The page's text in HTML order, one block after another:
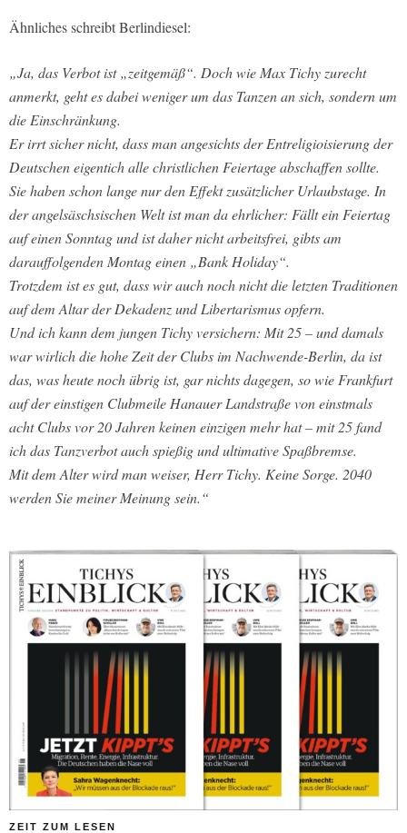
Ähnliches schreibt Berlindiesel:
„Ja, das Verbot ist „zeitgemäß“. Doch wie Max Tichy zurecht
anmerkt, geht es dabei weniger um das Tanzen an sich, sondern um
die Einschränkung.
Er irrt sicher nicht, dass man angesichts der Entreligioisierung der
Deutschen eigentich alle christlichen Feiertage abschaffen sollte.
Sie haben schon lange nur den Effekt zusätzlicher Urlaubstage. In
der angelsäschsischen Welt ist man da ehrlicher: Fällt ein Feiertag
auf einen Sonntag und ist daher nicht arbeitsfrei, gibts am
darauffolgenden Montag einen „Bank Holiday“.
Trotzdem ist es gut, dass wir auch noch nicht die letzten Traditionen
auf dem Altar der Dekadenz und Libertarismus opfern.
Und ich kann dem jungen Tichy versichern: Mit 25 – und damals
war wirlich die hohe Zeit der Clubs im Nachwende-Berlin, da ist
das, was heute noch übrig ist, gar nichts dagegen, so wie Frankfurt
auf der einstigen Clubmeile Hanauer Landstraße von einstmals
acht Clubs vor 20 Jahren keinen einzigen mehr hat – mit 25 fand
ich das Tanzverbot auch spießig und ultimative Spaßbremse.
Mit dem Alter wird man weiser, Herr Tichy. Keine Sorge. 2040
werden Sie meiner Meinung sein.“
ZEIT ZUM LESEN